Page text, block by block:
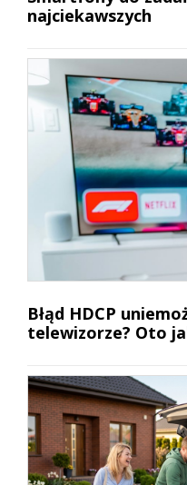
najciekawszych
Błąd HDCP
telewizorze? Oto